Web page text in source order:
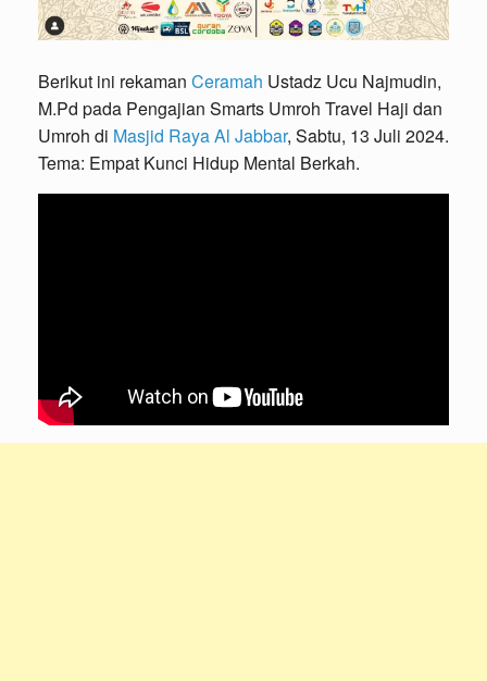
Berikut ini rekaman Ceramah Ustadz Ucu Najmudin,
M.Pd pada Pengajian Smarts Umroh Travel Haji dan
Umroh di Masjid Raya Al Jabbar, Sabtu, 13 Juli 2024.
Tema: Empat Kunci Hidup Mental Berkah.